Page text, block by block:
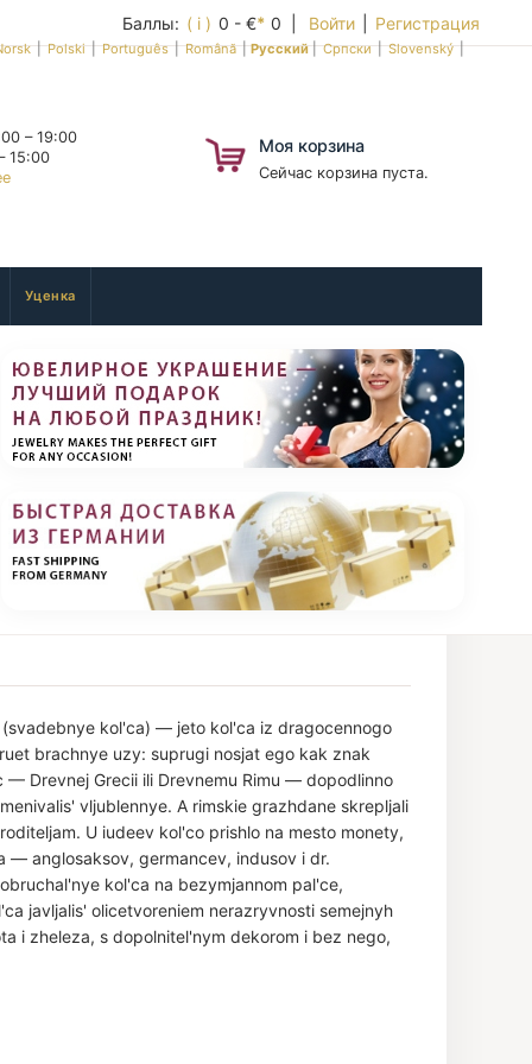
Баллы: ( i ) 0 - €* 0 | Войти Регистрация
|Polski|Português|Română|Русский|Српски|Slovenský|
– 19:00
15:00
Моя корзина
Сейчас корзина пуста.
Уценка
kol'ca) — jeto kol'ca iz dragocennogo
brachnye uzy: suprugi nosjat ego kak znak
Drevnej Grecii ili Drevnemu Rimu — dopodlinno
vljublennye. A rimskie grazhdane skrepljali
U iudeev kol'co prishlo na mesto monety,
— anglosaksov, germancev, indusov i dr.
kol'ca na bezymjannom pal'ce,
javljalis' olicetvoreniem nerazryvnosti semejnyh
i zheleza, s dopolnitel'nym dekorom i bez nego,